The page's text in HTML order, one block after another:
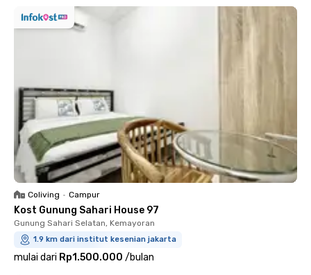
Coliving • Campur
Kost Gunung Sahari House 97
Gunung Sahari Selatan, Kemayoran
1.9 km dari institut kesenian jakarta
mulai dari Rp1.500.000 /bulan